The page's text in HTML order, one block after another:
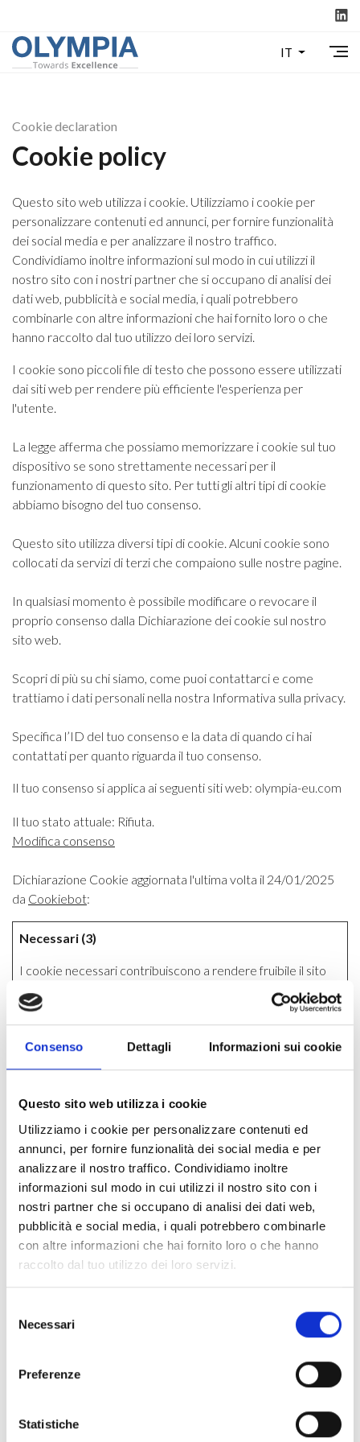
Consenso Dettagli Informazioni sui cookie
Questo sito web utilizza i cookie
Utilizziamo i cookie per personalizzare contenuti ed
annunci, per fornire funzionalità dei social media e per
analizzare il nostro traffico. Condividiamo inoltre
informazioni sul modo in cui utilizzi il nostro sito con i
nostri partner che si occupano di analisi dei dati web,
pubblicità e social media, i quali potrebbero combinarle
con altre informazioni che hai fornito loro o che hanno
raccolto dal tuo utilizzo dei loro servizi.
delNecessari
Preferenze
Statistiche
IT
Cookie declaration
Cookie policy
Questo sito web utilizza i cookie. Utilizziamo i cookie per
personalizzare contenuti ed annunci, per fornire funzionalità
dei social media e per analizzare il nostro traffico.
Condividiamo inoltre informazioni sul modo in cui utilizzi il
nostro sito con i nostri partner che si occupano di analisi dei
dati web, pubblicità e social media, i quali potrebbero
combinarle con altre informazioni che hai fornito loro o che
hanno raccolto dal tuo utilizzo dei loro servizi.
I cookie sono piccoli file di testo che possono essere utilizzati
dai siti web per rendere più efficiente l'esperienza per
l'utente.
La legge afferma che possiamo memorizzare i cookie sul tuo
dispositivo se sono strettamente necessari per il
funzionamento di questo sito. Per tutti gli altri tipi di cookie
abbiamo bisogno del tuo consenso.
Questo sito utilizza diversi tipi di cookie. Alcuni cookie sono
collocati da servizi di terzi che compaiono sulle nostre pagine.
In qualsiasi momento è possibile modificare o revocare il
proprio consenso dalla Dichiarazione dei cookie sul nostro
sito web.
Scopri di più su chi siamo, come puoi contattarci e come
trattiamo i dati personali nella nostra Informativa sulla privacy.
Specifica l’ID del tuo consenso e la data di quando ci hai
contattati per quanto riguarda il tuo consenso.
Il tuo consenso si applica ai seguenti siti web: olympia-eu.com
Il tuo stato attuale: Rifiuta.
Modifica consenso
Dichiarazione Cookie aggiornata l'ultima volta il 24/01/2025
da Cookiebot:
Necessari (3)
I cookie necessari contribuiscono a rendere fruibile il sito
web abilitandone funzionalità di base quali la navigazione
sulle pagine e l'accesso alle aree protette del sito. Il sito
web non è in grado di funzionare correttamente senza
questi cookie.
CookieCon
sent
Cookiebot
Memorizza lo stato
del consenso ai
cookie dell'utente
per il dominio
corrente
rc::a Google
Questo cookie è
usato per distinguere
nte
rc::c
Session